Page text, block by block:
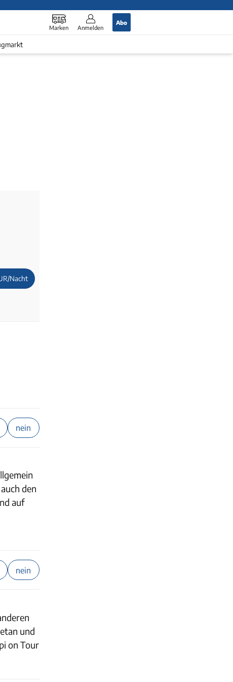
Marken Anmelden
Abo
Nacht
nein
den
auf
nein
und
on Tour